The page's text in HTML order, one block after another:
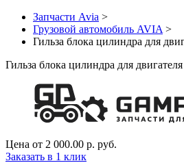
Запчасти Avia >
Грузовой автомобиль AVIA >
Гильза блока цилиндра для
Гильза блока цилиндра для
Цена от 2 000.00 р. руб.
Заказать в 1 клик